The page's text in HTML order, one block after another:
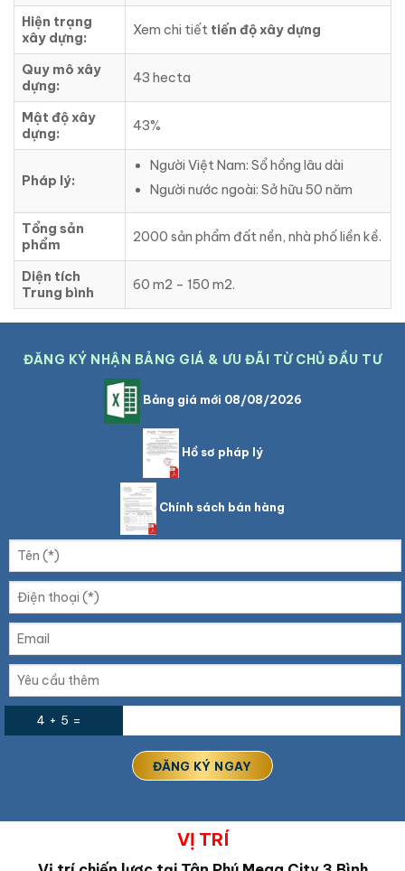
Hiện trạng
xây dựng:
Xem chi tiết tiến độ xây dựng
Quy mô xây
dựng:
43 hecta
Mật độ xây
dựng:
43%
Pháp lý:
Người Việt Nam: Sổ hồng lâu dài
Người nước ngoài: Sở hữu 50 năm
Tổng sản
phẩm
2000 sản phẩm đất nền, nhà phố liền kề.
Diện tích
Trung bình
60 m2 – 150 m2.
ĐĂNG KÝ NHẬN BẢNG GIÁ & ƯU ĐÃI TỪ CHỦ ĐẦU TƯ
Bảng giá mới 08/08/2026
Hồ sơ pháp lý
Chính sách bán hàng
4 + 5 =
VỊ TRÍ